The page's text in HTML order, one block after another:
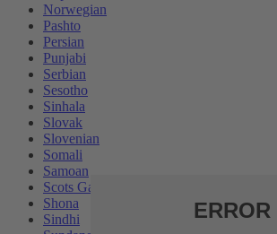
Norwegian
Pashto
Persian
Punjabi
Serbian
Sesotho
Sinhala
Slovak
Slovenian
Somali
Samoan
Scots Gaelic
Shona
Sindhi